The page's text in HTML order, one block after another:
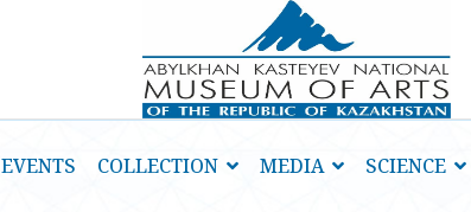
EVENTS COLLECTION MEDIA SCIENCE